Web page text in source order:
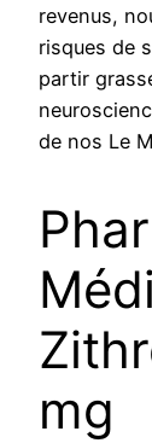
revenus,
risques de
partir
de nos Le
mg